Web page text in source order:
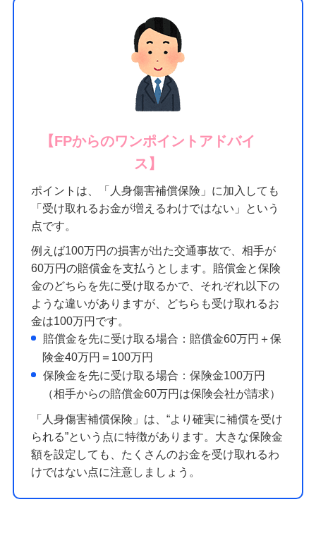
【FPからのワンポイントアドバイ
ス】
ポイントは、「人身傷害補償保険」に加入しても
「受け取れるお金が増えるわけではない」という
点です。
例えば100万円の損害が出た交通事故で、相手が
60万円の賠償金を支払うとします。賠償金と保険
金のどちらを先に受け取るかで、それぞれ以下の
ような違いがありますが、どちらも受け取れるお
金は100万円です。
賠償金を先に受け取る場合：賠償金60万円＋保
険金40万円＝100万円
保険金を先に受け取る場合：保険金100万円
（相手からの賠償金60万円は保険会社が請求）
「人身傷害補償保険」は、“より確実に補償を受け
られる”という点に特徴があります。大きな保険金
額を設定しても、たくさんのお金を受け取れるわ
けではない点に注意しましょう。